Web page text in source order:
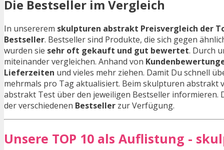
Die Bestseller im Vergleich
In unsererem skulpturen abstrakt Preisvergleich der
Bestseller. Bestseller sind Produkte, die sich gegen
wurden sie sehr oft gekauft und gut bewertet. Durch
miteinander vergleichen. Anhand von
Lieferzeiten und vieles mehr ziehen. Damit Du schnell
mehrmals pro Tag aktualisiert. Beim skulpturen abstrakt
abstrakt Test über den jeweiligen Bestseller informieren.
der verschiedenen Bestseller zur Verfügung.
Unsere TOP 10 als Auflistung -